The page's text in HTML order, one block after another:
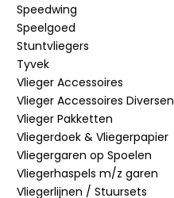
Speedwing
Speelgoed
Stuntvliegers
Tyvek
Vlieger Accessoires
Vlieger Accessoires Diversen
Vlieger Pakketten
Vliegerdoek & Vliegerpapier
Vliegergaren op Spoelen
Vliegerhaspels m/z garen
Vliegerlijnen / Stuursets